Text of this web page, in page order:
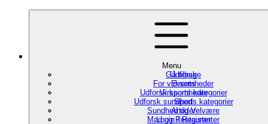
Menu
Udforsk
Events
Udforsk sports kategorier
Udforsk sundheds kategorier
Artikler
Login / Register
Gå tilbage
For virksomheder
Virksomheder
Sport
Sundhed og Velvære
Mad og Restauranter